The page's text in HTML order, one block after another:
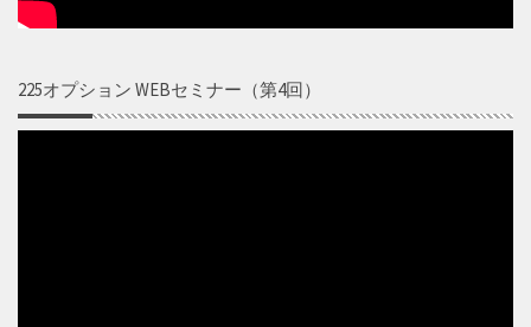
225オプション WEBセミナー（第4回）